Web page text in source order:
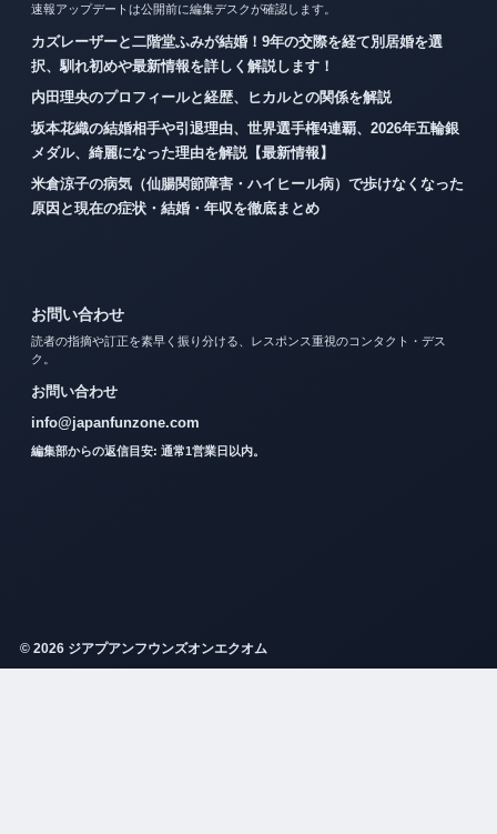
速報アップデートは公開前に編集デスクが確認します。
カズレーザーと二階堂ふみが結婚！9年の交際を経て別居婚を選
択、馴れ初めや最新情報を詳しく解説します！
内田理央のプロフィールと経歴、ヒカルとの関係を解説
坂本花織の結婚相手や引退理由、世界選手権4連覇、2026年五輪銀
メダル、綺麗になった理由を解説【最新情報】
米倉涼子の病気（仙腸関節障害・ハイヒール病）で歩けなくなった
原因と現在の症状・結婚・年収を徹底まとめ
お問い合わせ
読者の指摘や訂正を素早く振り分ける、レスポンス重視のコンタクト・デス
ク。
お問い合わせ
info@japanfunzone.com
編集部からの返信目安: 通常1営業日以内。
© 2026 ジアプアンフウンズオンエクオム